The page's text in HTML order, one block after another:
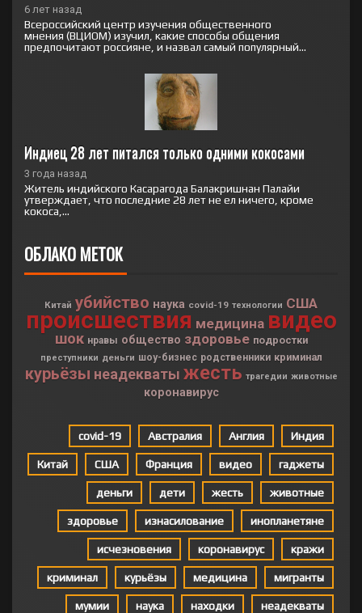
6 лет назад
Всероссийский центр изучения общественного
мнения (ВЦИОМ) изучил, какие способы общения
предпочитают россияне, и назвал самый популярный...
Индиец 28 лет питался только одними кокосами
3 года назад
Житель индийского Касарагода Балакришнан Палайи
утверждает, что последние 28 лет не ел ничего, кроме
кокоса,...
ОБЛАКО МЕТОК
Китай убийство наука covid-19 технологии США
происшествия медицина видео
шок нравы общество здоровье подростки
преступники деньги шоу-бизнес родственники криминал
курьёзы неадекваты жесть трагедии животные
коронавирус
covid-19 Австралия Англия Индия
Китай США Франция видео гаджеты
деньги дети жесть животные
здоровье изнасилование инопланетяне
исчезновения коронавирус кражи
криминал курьёзы медицина мигранты
мумии наука находки неадекваты